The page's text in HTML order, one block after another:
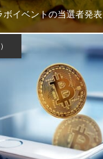
イベントの当選者発表